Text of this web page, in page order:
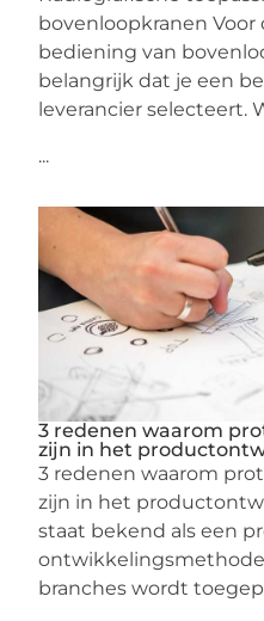
bovenloopkranen Voor
bediening van
belangrijk dat je een
leverancier selecteert.
...
3 redenen waarom
zijn in het
3 redenen waarom
zijn in het
staat bekend als een
branches wordt